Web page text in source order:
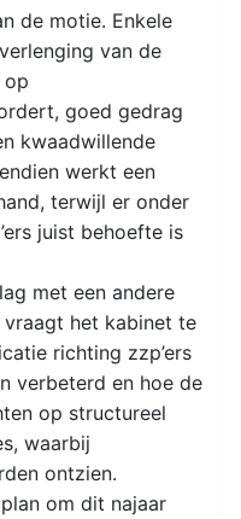
de motie. Enkele
van de
op
goed gedrag
kwaadwillende
werkt een
terwijl er onder
juist behoefte is
met een andere
het kabinet te
richting zzp’ers
verbeterd en hoe de
op structureel
waarbij
ontzien.
om dit najaar